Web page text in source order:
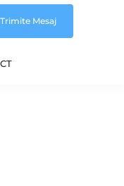
Trimite Mesaj